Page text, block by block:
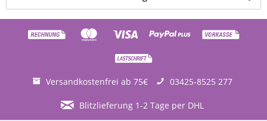
Versandkostenfrei ab 75€ 03425-8525 277
Blitzlieferung 1-2 Tage per DHL